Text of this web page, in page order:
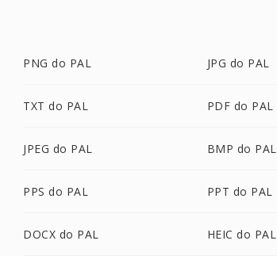
PNG do PAL JPG do PAL
TXT do PAL PDF do PAL
JPEG do PAL BMP do PAL
PPS do PAL PPT do PAL
DOCX do PAL HEIC do PAL